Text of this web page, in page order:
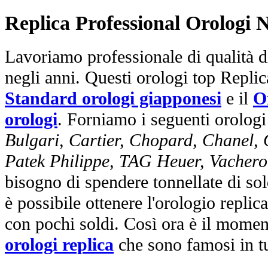
Replica Professional Orologi
Lavoriamo professionale di qualità
negli anni. Questi orologi top
Standard orologi giapponesi e il
orologi. Forniamo i seguenti
Bulgari, Cartier, Chopard, Chanel,
Patek Philippe, TAG Heuer,
bisogno di spendere tonnellate di
è possibile ottenere l'orologio
con pochi soldi. Così ora è il
orologi replica che sono famosi in